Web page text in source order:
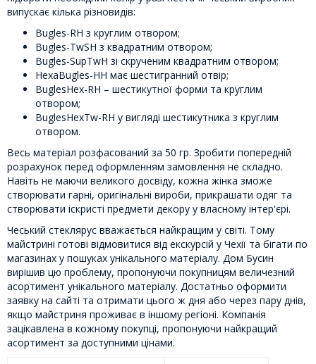
випускає кілька різновидів:
Bugles-RH з круглим отвором;
Bugles-TwSH з квадратним отвором;
Bugles-SupTwH зі скрученим квадратним отвором;
HexaBugles-HH має шестигранний отвір;
BuglesHex-RH – шестикутної форми та круглим
отвором;
BuglesHexTw-RH у вигляді шестикутника з круглим
отвором.
Весь матеріал розфасований за 50 гр. Зробити попередній
розрахунок перед оформленням замовлення не складно.
Навіть не маючи великого досвіду, кожна жінка зможе
створювати гарні, оригінальні вироби, прикрашати одяг та
створювати іскристі предмети декору у власному інтер'єрі.
Чеський стеклярус вважається найкращим у світі. Тому
майстрині готові відмовитися від екскурсій у Чехії та бігати по
магазинах у пошуках унікального матеріалу. Дом Бусин
вирішив цю проблему, пропонуючи покупницям величезний
асортимент унікального матеріалу. Достатньо оформити
заявку на сайті та отримати цього ж дня або через пару днів,
якщо майстриня проживає в іншому регіоні. Компанія
зацікавлена ​​в кожному покупці, пропонуючи найкращий
асортимент за доступними цінами.